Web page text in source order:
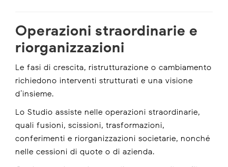
Operazioni straordinarie e
riorganizzazioni
Le fasi di crescita, ristrutturazione o cambiamento
richiedono interventi strutturati e una visione
d’insieme.
Lo Studio assiste nelle operazioni straordinarie,
quali fusioni, scissioni, trasformazioni,
conferimenti e riorganizzazioni societarie, nonché
nelle cessioni di quote o di azienda.